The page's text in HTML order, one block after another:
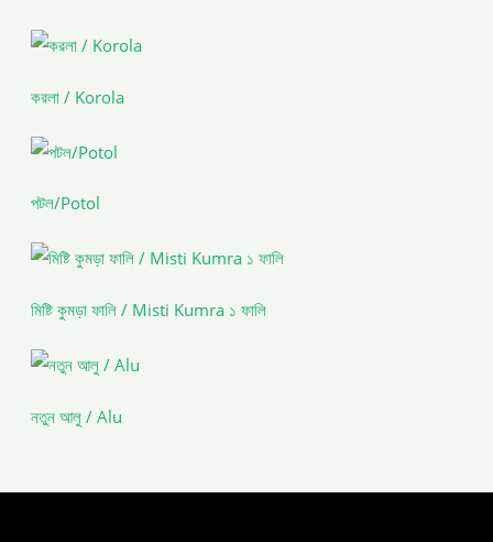
করলা / Korola
পটল/Potol
মিষ্টি কুমড়া ফালি / Misti Kumra ১ ফালি
নতুন আলু / Alu